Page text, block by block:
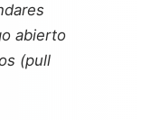
abierto
(pull